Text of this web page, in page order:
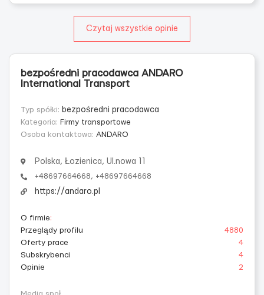
Czytaj wszystkie opinie
bezpośredni pracodawca ANDARO
International Transport
Typ spółki: bezpośredni pracodawca
Kategoria: Firmy transportowe
Osoba kontaktowa: ANDARO
Polska, Łozienica, Ul.nowa 11
+48697664668, +48697664668
https://andaro.pl
O firmie:
Przeglądy profilu
4880
Oferty prace
4
Subskrybenci
4
Opinie
2